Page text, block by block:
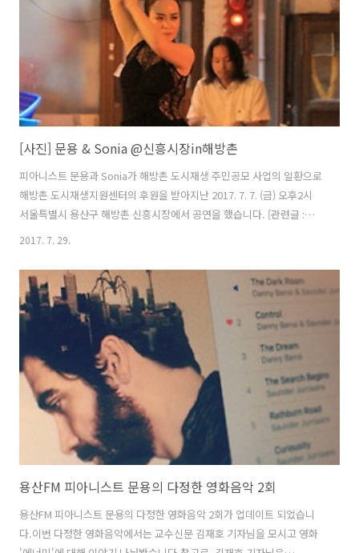
http://www.podbbang.com/ch/7604?e=22343945
[사진] 문용 & Sonia @신흥시장in해방촌
피아니스트 문용과 Sonia가 해방촌 도시재생 주민공모 사업의 일환으로
해방촌 도시재생지원센터의 후원을 받아지난 2017. 7. 7. (금) 오후2시
서울특별시 용산구 해방촌 신흥시장에서 공연을 했습니다. [관련글 :
http://moonyong.com/6223] 해방촌 거주 작가이신 스완센터 이니김
정한 영화음악에서 만게 님으로 활약중입니다^^ 비 오고 습한 날씨에 찾
아오신 분들의 더위를 잊게 해준!덕분에 공연이 한층 더 좋았다고 합니
다. 뒤에 살짝 엿보시는 분. 이후 연주를 배경음악 삼아 김치를 담그기 시
작하셨습니다! 아주 맛있는 김치가 될 것입니다^^ 무대 배경으로 검은
현수막을 치자는 의견이 있었는데, 저는 "죄 졌어?! 왜 가려..
2017. 7. 29.
용산FM 피아니스트 문용의 다정한 영화음악 2회
용산FM 피아니스트 문용의 다정한 영화음악 2회가 업데이트 되었습니
다.이번 다정한 영화음악에서는 교수신문 김재호 기자님을 모시고 영화